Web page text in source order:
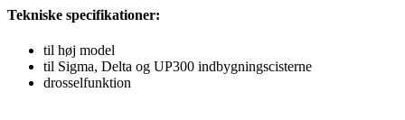
Tekniske specifikationer:
til høj model
til Sigma, Delta og UP300 indbygningscisterne
drosselfunktion